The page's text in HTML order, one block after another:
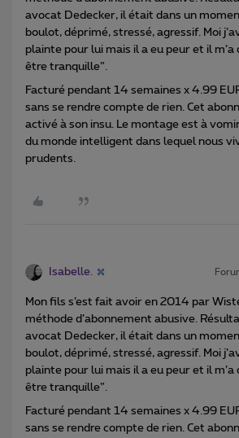
avocat Dedecker, il était dans un
boulot, déprimé, stressé, agressif. Moi
plainte pour lui mais il a eu peur et il m’a
être tranquille”.
Facturé pendant 14 semaines x 4.99
sans se rendre compte de rien. Cet
activé à son insu. Le montage est à
du monde intelligent dans lequel nous
prudents.
Isabelle.
Mon fils s’est fait avoir en 2014 par
méthode d’abonnement abusive.
avocat Dedecker, il était dans un
boulot, déprimé, stressé, agressif. Moi
plainte pour lui mais il a eu peur et il m’a
être tranquille”.
Facturé pendant 14 semaines x 4.99
sans se rendre compte de rien. Cet